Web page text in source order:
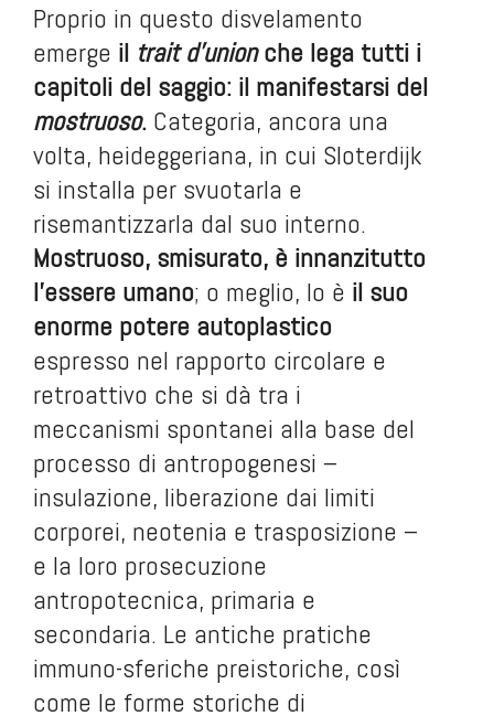
Proprio in questo disvelamento
emerge il trait d’unionche lega tutti i
capitoli del saggio: il manifestarsi del
mostruoso. Categoria, ancora una
volta, heideggeriana, in cui Sloterdijk
si installa per svuotarla e
risemantizzarla dal suo interno.
Mostruoso, smisurato, è innanzitutto
l’essere umano; o meglio, lo è il suo
enorme potere autoplastico
espresso nel rapporto circolare e
retroattivo che si dà tra i
meccanismi spontanei alla base del
processo di antropogenesi –
insulazione, liberazione dai limiti
corporei, neotenia e trasposizione –
e la loro prosecuzione
antropotecnica, primaria e
secondaria. Le antiche pratiche
immuno-sferiche preistoriche, così
come le forme storiche di